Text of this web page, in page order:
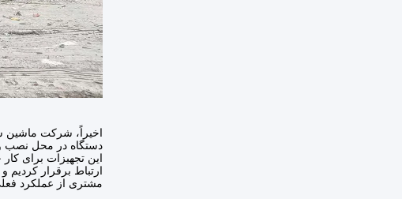
دستگاه در محل نصب
این تجهیزات برای
ارتباط برقرار کردیم
مشتری از عملکرد